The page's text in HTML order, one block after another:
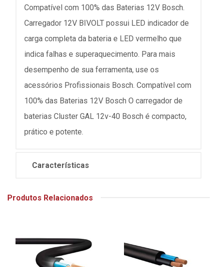
Compatível com 100% das Baterias 12V Bosch.
Carregador 12V BIVOLT possui LED indicador de
carga completa da bateria e LED vermelho que
indica falhas e superaquecimento. Para mais
desempenho de sua ferramenta, use os
acessórios Profissionais Bosch. Compatível com
100% das Baterias 12V Bosch O carregador de
baterias Cluster GAL 12v-40 Bosch é compacto,
prático e potente.
Características
Produtos Relacionados